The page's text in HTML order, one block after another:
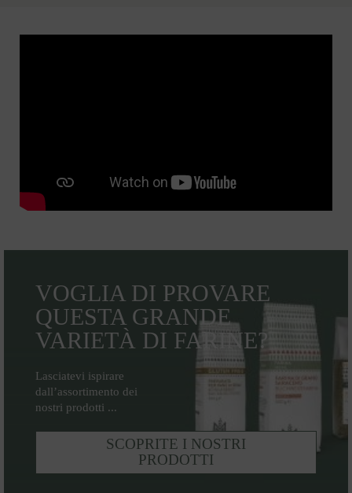
VOGLIA DI PROVARE
QUESTA GRANDE
VARIETÀ DI FARINE?
Lasciatevi ispirare
dall’assortimento dei
nostri prodotti ...
SCOPRITE I NOSTRI
PRODOTTI